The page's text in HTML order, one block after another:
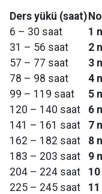
Ders yükü (saat)
6 – 30 saat
1
31 – 56 saat
2
57 – 77 saat
3
78 – 98 saat
4
99 – 119 saat
5
120 – 140 saat
6
141 – 161 saat
7
162 – 182 saat
8
183 – 203 saat
9
204 – 224 saat
225 – 245 saat